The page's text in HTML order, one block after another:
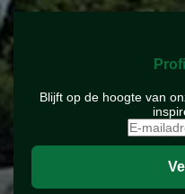
Blijft op de hoogte van